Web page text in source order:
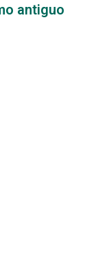
antiguo